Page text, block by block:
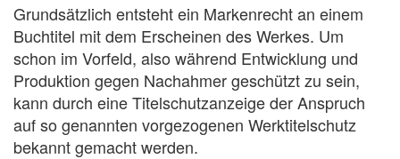
Grundsätzlich entsteht ein Markenrecht an einem
Buchtitel mit dem Erscheinen des Werkes. Um
schon im Vorfeld, also während Entwicklung und
Produktion gegen Nachahmer geschützt zu sein,
kann durch eine Titelschutzanzeige der Anspruch
auf so genannten vorgezogenen Werktitelschutz
bekannt gemacht werden.